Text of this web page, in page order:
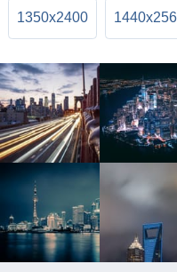
1350x2400